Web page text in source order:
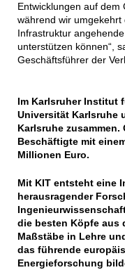
Entwicklungen auf dem
während wir
Infrastruktur
unterstützen können“,
Geschäftsführer der
Im Karlsruher Institut
Universität Karlsruhe
Karlsruhe zusammen.
Beschäftigte mit
Millionen Euro.
Mit KIT entsteht eine
herausragender
die besten Köpfe aus
Maßstäbe in Lehre
das führende
Energieforschung